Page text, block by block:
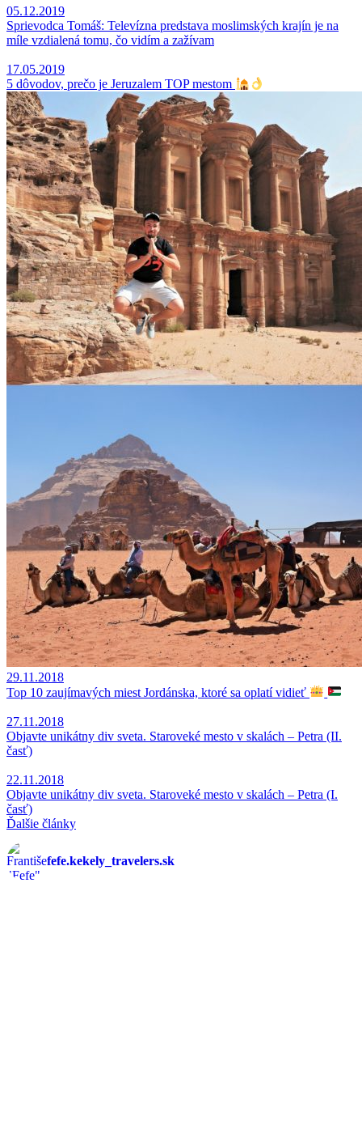
05.12.2019
Sprievodca Tomáš: Televízna predstava moslimských krajín je na
míle vzdialená tomu, čo vidím a zažívam
17.05.2019
5 dôvodov, prečo je Jeruzalem TOP mestom
29.11.2018
Top 10 zaujímavých miest Jordánska, ktoré sa oplatí vidieť
27.11.2018
Objavte unikátny div sveta. Staroveké mesto v skalách – Petra (II.
časť)
22.11.2018
Objavte unikátny div sveta. Staroveké mesto v skalách – Petra (I.
časť)
Ďalšie články
fefe.kekely_travelers.sk